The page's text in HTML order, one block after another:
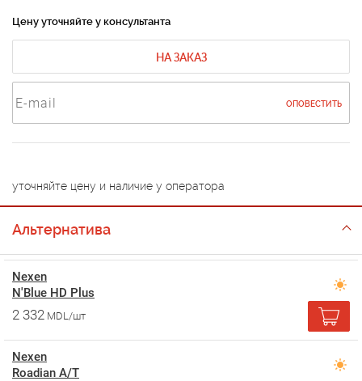
Цену уточняйте у консультанта
НА ЗАКАЗ
ОПОВЕСТИТЬ
уточняйте цену и наличие у оператора
Альтернатива
Nexen
N'Blue HD Plus
2 332 MDL/шт
Nexen
Roadian A/T